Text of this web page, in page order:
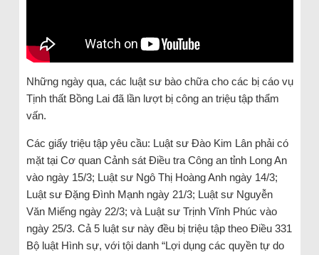
Những ngày qua, các luật sư bào chữa cho các bị cáo vụ
Tịnh thất Bồng Lai đã lần lượt bị công an triệu tập thẩm
vấn.
Các giấy triệu tập yêu cầu: Luật sư Đào Kim Lân phải có
mặt tại Cơ quan Cảnh sát Điều tra Công an tỉnh Long An
vào ngày 15/3; Luật sư Ngô Thị Hoàng Anh ngày 14/3;
Luật sư Đặng Đình Mạnh ngày 21/3; Luật sư Nguyễn
Văn Miếng ngày 22/3; và Luật sư Trịnh Vĩnh Phúc vào
ngày 25/3. Cả 5 luật sư này đều bị triệu tập theo Điều 331
Bộ luật Hình sự, với tội danh “Lợi dụng các quyền tự do